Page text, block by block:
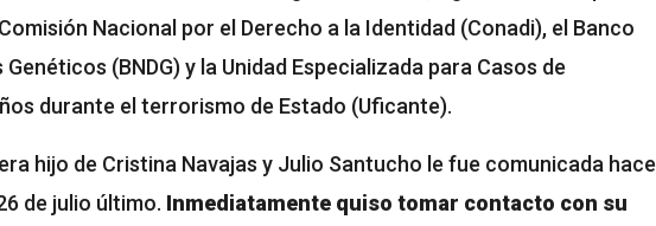
Nacional por el Derecho a la Identidad (Conadi), el Banco
(BNDG) y la Unidad Especializada para Casos de
durante el terrorismo de Estado (Uficante).
hijo de Cristina Navajas y Julio Santucho le fue comunicada hace
de julio último. Inmediatamente quiso tomar contacto con su